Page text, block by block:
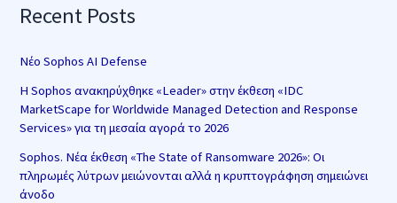
Recent Posts
Νέο Sophos AI Defense
Η Sophos ανακηρύχθηκε «Leader» στην έκθεση «IDC
MarketScape for Worldwide Managed Detection and Response
Services» για τη μεσαία αγορά το 2026
Sophos. Νέα έκθεση «The State of Ransomware 2026»: Οι
πληρωμές λύτρων μειώνονται αλλά η κρυπτογράφηση σημειώνει
άνοδο